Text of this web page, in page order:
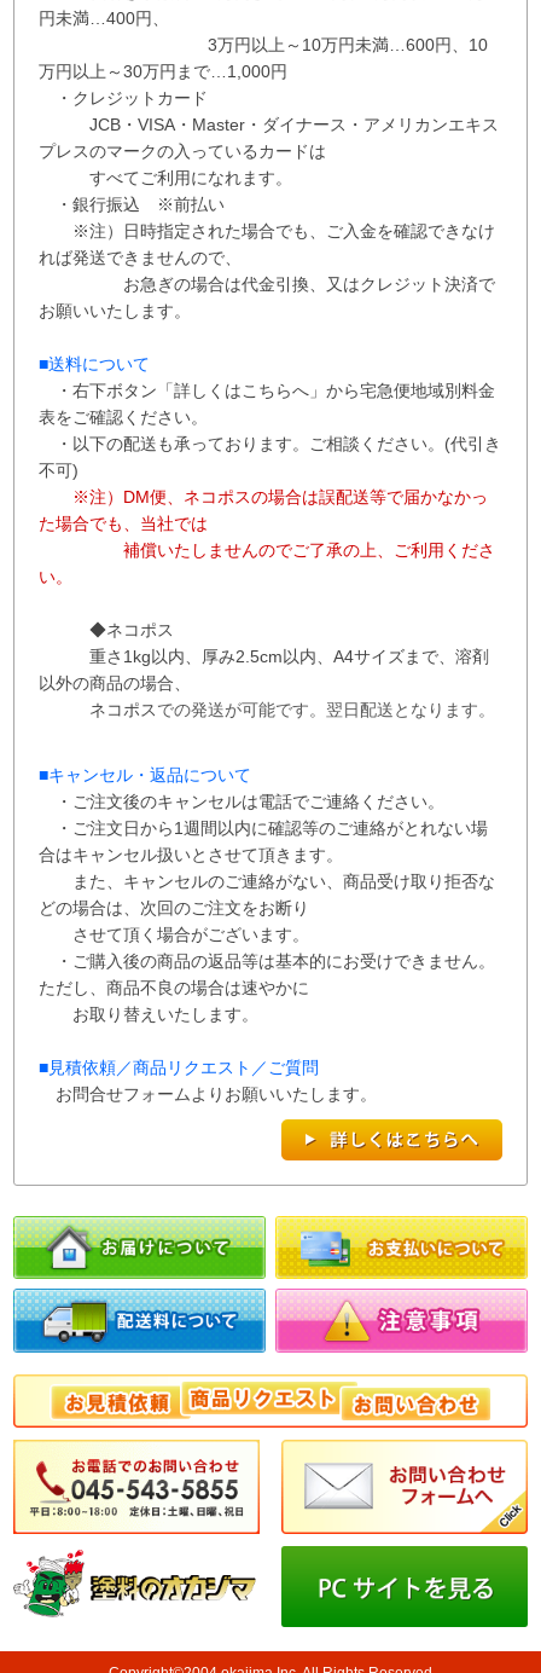
円未満…400円、
3万円以上～10万円未満…600円、 10
万円以上～30万円まで…1,000円
・クレジットカード
JCB・VISA・Master・ダイナース・アメリカンエキス
プレスのマークの入っているカードは
すべてご利用になれます。
・銀行振込 ※前払い
※注）日時指定された場合でも、ご入金を確認できなけ
れば発送できませんので、
お急ぎの場合は代金引換、又はクレジット決済で
お願いいたします。
■送料について
・右下ボタン 「詳しくはこちらへ」から宅急便地域別料金
表をご確認ください。
・以下の配送も承っております。ご相談ください。(代引き
不可)
※注）DM便、ネコポスの場合は誤配送等で届かなかっ
た場合でも、当社では
補償いたしませんのでご了承の上、ご利用くださ
い。
◆ネコポス
重さ1kg以内、 厚み2.5cm以内、A4サイズまで、溶剤
以外の商品の場合、
ネコポスでの発送が可能です。 翌日配送となります。
■キャンセル・返品について
・ご注文後のキャンセルは電話でご連絡ください。
・ご注文日から1週間以内に確認等のご連絡がとれない場
合はキャンセル扱いとさせて頂き ます。
また、 キャンセルのご連絡がない、商品受け取り拒否な
どの場合は、次回のご注文をお断り
させて頂く場合がございます。
・ご購入後の商品の返品等は基本的にお受けできません。
ただし、商品不良の場合は速やかに
お取り替えいたします。
■見積依頼／商品リクエスト／ご質問
お問合せフォームよりお願いいたします。